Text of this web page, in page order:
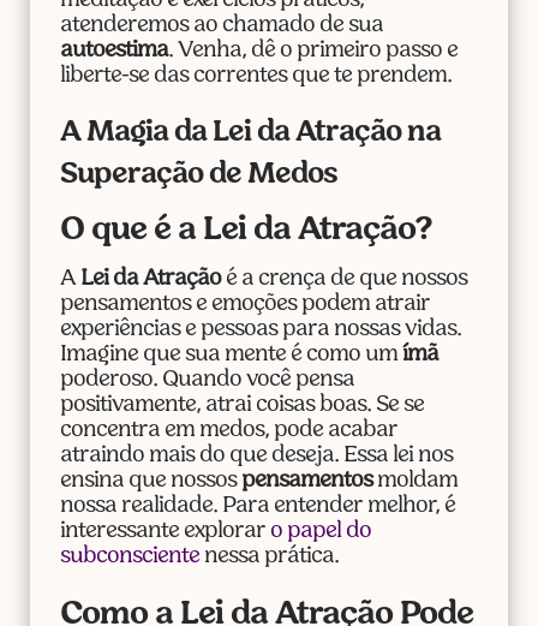
atenderemos ao chamado de sua
autoestima. Venha, dê o primeiro passo e
liberte-se das correntes que te prendem.
A Magia da Lei da Atração na
Superação de Medos
O que é a Lei da Atração?
A Lei da Atraçãoé a crença de que nossos
pensamentos e emoções podem atrair
experiências e pessoas para nossas vidas.
Imagine que sua mente é como um ímã
poderoso. Quando você pensa
positivamente, atrai coisas boas. Se se
concentra em medos, pode acabar
atraindo mais do que deseja. Essa lei nos
ensina que nossos pensamentosmoldam
nossa realidade. Para entender melhor, é
interessante explorar o papel do
subconscientenessa prática.
Como a Lei da Atração Pode